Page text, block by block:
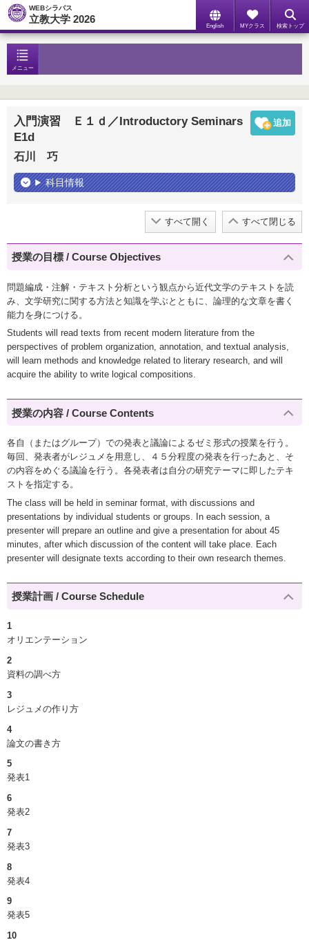
WEBシラバス
立教大学 2026
English MYクラス 検索トップ
メニュー
入門演習 Ｅ１ｄ／Introductory Seminars
E1d
石川 巧
科目情報
すべて開く すべて閉じる
授業の目標 / Course Objectives
問題編成・注解・テキスト分析という観点から近代文学のテキストを読
み、文学研究に関する方法と知識を学ぶとともに、論理的な文章を書く
能力を身につける。
Students will read texts from recent modern literature from the
perspectives of problem organization, annotation, and textual analysis,
will learn methods and knowledge related to literary research, and will
acquire the ability to write logical compositions.
授業の内容 / Course Contents
各自（またはグループ）での発表と議論によるゼミ形式の授業を行う。
毎回、発表者がレジュメを用意し、４５分程度の発表を行ったあと、そ
の内容をめぐる議論を行う。各発表者は自分の研究テーマに即したテキ
ストを指定する。
The class will be held in seminar format, with discussions and
presentations by individual students or groups. In each session, a
presenter will prepare an outline and give a presentation for about 45
minutes, after which discussion of the content will take place. Each
presenter will designate texts according to their own research themes.
授業計画 / Course Schedule
1
オリエンテーション
2
資料の調べ方
3
レジュメの作り方
4
論文の書き方
5
発表1
6
発表2
7
発表3
8
発表4
9
発表5
10